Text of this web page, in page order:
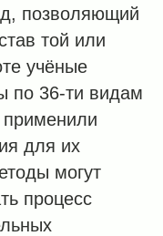
позволяющий
той или
учёные
по 36-ти видам
применили
для их
могут
процесс